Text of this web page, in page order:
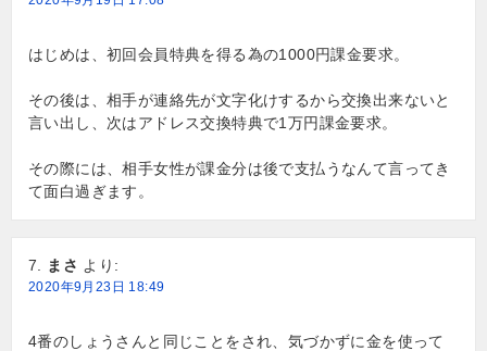
はじめは、初回会員特典を得る為の1000円課金要求。
その後は、相手が連絡先が文字化けするから交換出来ないと
言い出し、次はアドレス交換特典で1万円課金要求。
その際には、相手女性が課金分は後で支払うなんて言ってき
て面白過ぎます。
まさ より:
2020年9月23日 18:49
4番のしょうさんと同じことをされ、気づかずに金を使って